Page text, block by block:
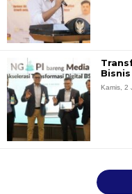
Kamis, 2